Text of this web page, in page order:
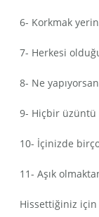
6- Korkmak
7- Herkesi
8- Ne
9- Hiçbir üzüntü
10- İçinizde
11- Aşık
Hissettiğiniz için